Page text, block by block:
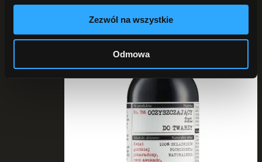
Zezwól na wszystkie
Odmowa